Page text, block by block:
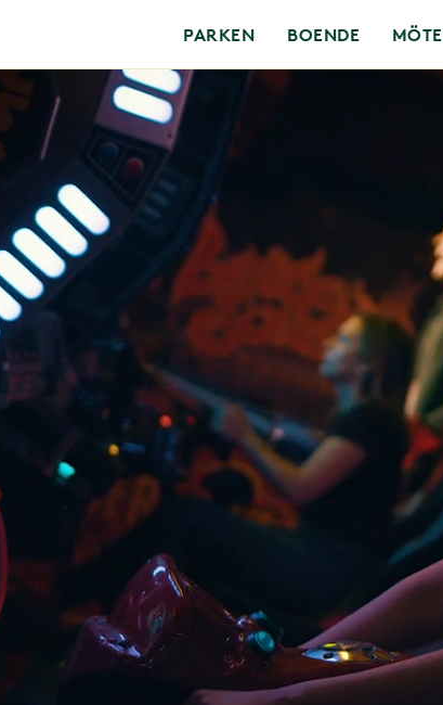
PARKEN BOENDE